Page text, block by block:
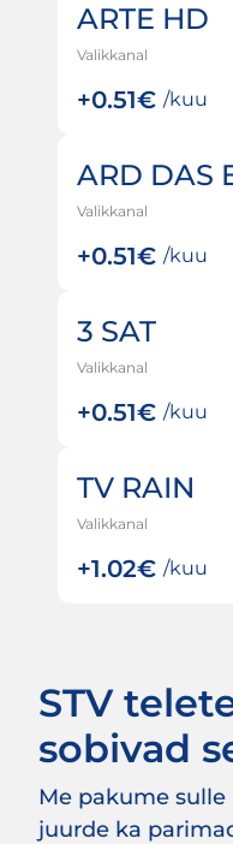
ARTE HD
Valikkanal
+0.51€ /kuu
ARD DAS
Valikkanal
+0.51€ /kuu
3 SAT
Valikkanal
+0.51€ /kuu
TV RAIN
Valikkanal
+1.02€ /kuu
STV
sobivad
Me pakume
juurde ka